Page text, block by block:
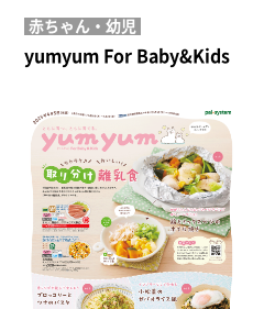
赤ちゃん・幼児
yumyum For Baby&Kids